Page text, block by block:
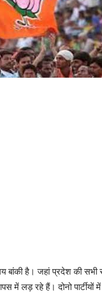
बांकी है। जहां प्रदेश की
में लड़ रहे हैं। दोनो